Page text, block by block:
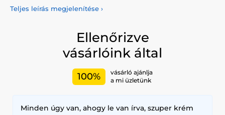
szépségápolás filozófiáját
hatékonyság, természetes összetevők.
hidratáló kézkrémeket
hámlasztó zoknikat,sarokápoló balzsamokat
kutikulaolajokat és még sok mást, amelyek segítenek
puhaságát, rugalmasságát és egészséges
. Sok termék nyugtató vagy frissítő hatású,
ideális az esti relaxációhoz.
hialuronsav,urea, ceramidok,centella asiatica,
Teljes leírás megjelenítése ›
Ellenőrizve
vásárlóink által
100%
vásárló ajánlja
a mi üzletünk
Minden úgy van, ahogy le van írva, szuper krém